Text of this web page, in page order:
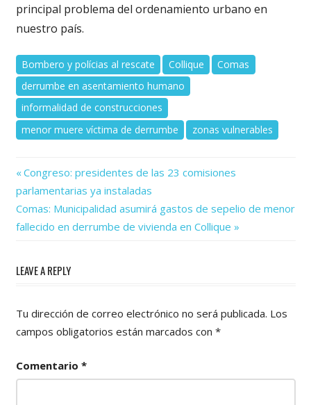
principal problema del ordenamiento urbano en
nuestro país.
Bombero y polícias al rescate Collique
Comas
derrumbe en asentamiento humano
informalidad de construcciones
menor muere víctima de derrumbe
zonas vulnerables
Navegación
de
entradas
Previous
Post:
Congreso: presidentes de las 23 comisiones
parlamentarias ya instaladas
Next
Post:
Comas: Municipalidad asumirá gastos de sepelio de menor
fallecido en derrumbe de vivienda en Collique
LEAVE A REPLY
Tu dirección de correo electrónico no será publicada. Los
campos obligatorios están marcados con *
Comentario *